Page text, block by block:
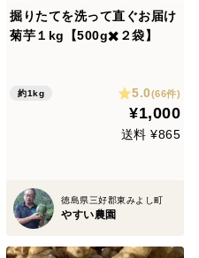
掘りたてを洗って直ぐお届け
菊芋１kg【500g✖️２袋】
約1kg 5.0(66件)
¥1,000
送料 ¥865
徳島県三好郡東みよし町
やすい農園